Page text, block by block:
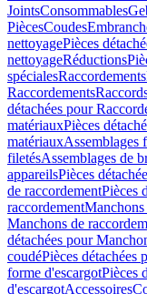
JointsConsommables
PiècesCoudes
nettoyagePièces
nettoyageRéductions
spécialesRaccordements
Raccordements
détachées pour
matériauxPièces
matériauxAssemblages
filetésAssemblages de
appareilsPièces
de raccordementPièces
raccordementManchons
Manchons de
détachées pour
coudéPièces détachées
forme d'escargotPièces
d'escargotAccessoires